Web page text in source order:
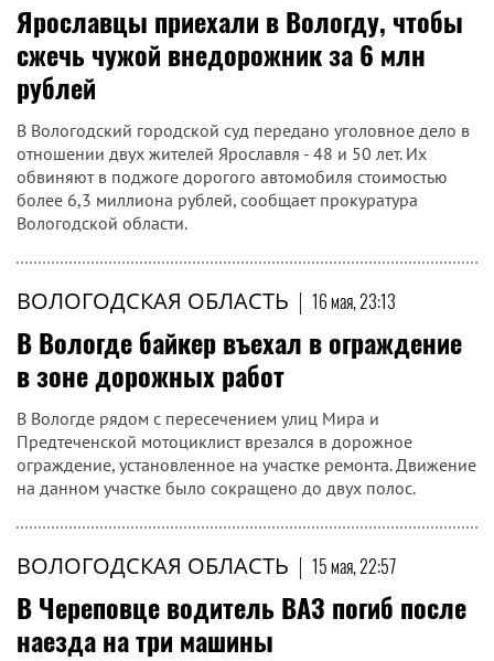
Ярославцы приехали в Вологду, чтобы
сжечь чужой внедорожник за 6 млн
рублей
В Вологодский городской суд передано уголовное дело в
отношении двух жителей Ярославля - 48 и 50 лет. Их
обвиняют в поджоге дорогого автомобиля стоимостью
более 6,3 миллиона рублей, сообщает прокуратура
Вологодской области.
ВОЛОГОДСКАЯ ОБЛАСТЬ | 16 мая, 23:13
В Вологде байкер въехал в ограждение
в зоне дорожных работ
В Вологде рядом с пересечением улиц Мира и
Предтеченской мотоциклист врезался в дорожное
ограждение, установленное на участке ремонта. Движение
на данном участке было сокращено до двух полос.
ВОЛОГОДСКАЯ ОБЛАСТЬ | 15 мая, 22:57
В Череповце водитель ВАЗ погиб после
наезда на три машины